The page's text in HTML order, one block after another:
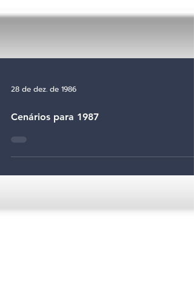
28 de dez. de 1986
Cenários para 1987